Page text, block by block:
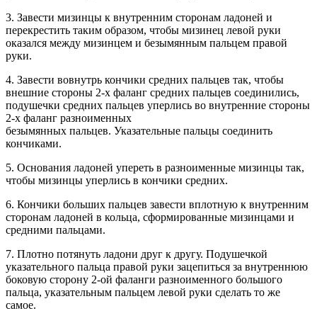
3. Завести мизинцы к внутренним сторонам ладоней и
перекрестить таким образом, чтобы мизинец левой руки
оказался между мизинцем и безымянным пальцем правой
руки.
4. Завести вовнутрь кончики средних пальцев так, чтобы
внешние стороны 2-х фаланг средних пальцев соединились,
подушечки средних пальцев уперлись во внутренние стороны
2-х фаланг разноименных
безымянных пальцев. Указательные пальцы соединить
кончиками.
5. Основания ладоней упереть в разноименные мизинцы так,
чтобы мизинцы уперлись в кончики средних.
6. Кончики больших пальцев завести вплотную к внутренним
сторонам ладоней в кольца, сформированные мизинцами и
средними пальцами.
7. Плотно потянуть ладони друг к другу. Подушечкой
указательного пальца правой руки зацепиться за внутреннюю
боковую сторону 2-ой фаланги разноименного большого
пальца, указательным пальцем левой руки сделать то же
самое.